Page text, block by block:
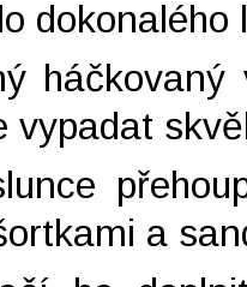
dokonalého
vypadat
a